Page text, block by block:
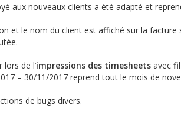
aux nouveaux clients a été adapté et
et le nom du client est affiché sur la facture
lors de l’impressions des timesheets avec
– 30/11/2017 reprend tout le mois de
de bugs divers.